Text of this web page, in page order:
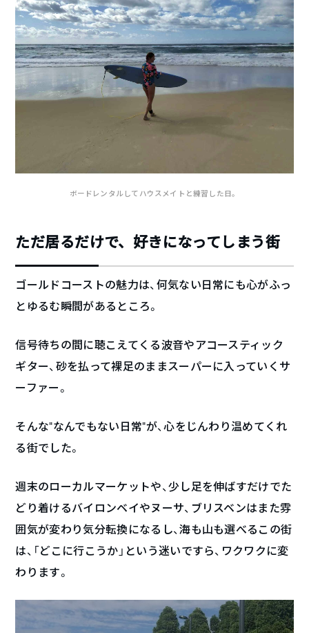
ボードレンタルしてハウスメイトと練習した日。
ただ居るだけで、好きになってしまう街
ゴールドコーストの魅力は、何気ない日常にも心がふっ
とゆるむ瞬間があるところ。
信号待ちの間に聴こえてくる波音やアコースティック
ギター、砂を払って裸足のままスーパーに入っていくサ
ーファー。
そんな“なんでもない日常”が、心をじんわり温めてくれ
る街でした。
週末のローカルマーケットや、少し足を伸ばすだけでた
どり着けるバイロンベイやヌーサ、ブリスベンはまた雰
囲気が変わり気分転換になるし、海も山も選べるこの街
は、「どこに行こうか」という迷いですら、ワクワクに変
わります。